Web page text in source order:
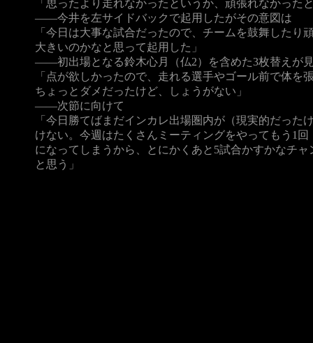
「思ったより走れなかったというか、頑張れなかった
――今井を左サイドバックで起用したがその意図は
「今日は大事な試合だったので、チームを鼓舞した
大きいのかなと思って起用した」
――初出場となる鈴木心月（仏2）を含めた3枚替えが
「点が欲しかったので、走れる選手やゴール前で体
ちょっとダメだったけど、しょうがない」
――次節に向けて
「今日勝てばまだインカレ出場圏内が（現実的だっ
けない。今週はたくさんミーティングをやってもう1
になってしまうから、とにかくあと5試合かすかなチ
と思う」